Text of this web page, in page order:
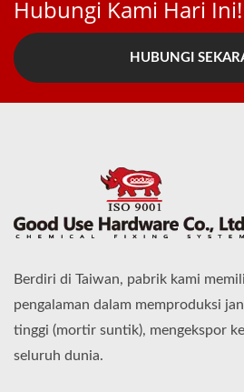
Hubungi Kami Hari Ini!
HUBUNGI
Berdiri di Taiwan, pabrik kami
pengalaman dalam memproduksi
tinggi (mortir suntik), mengekspor
seluruh dunia.